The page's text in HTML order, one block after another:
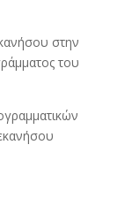
στην
του